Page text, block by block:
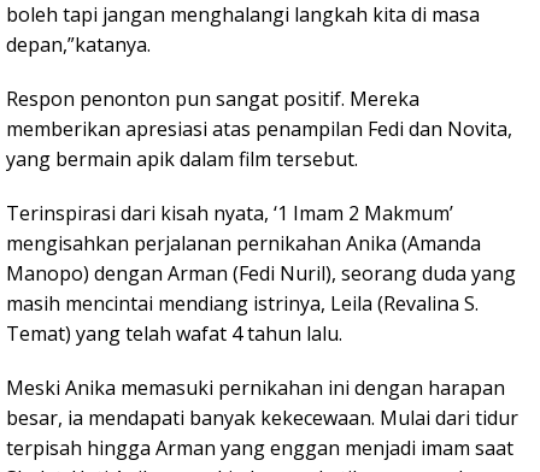
boleh tapi jangan menghalangi langkah kita di masa
depan,”katanya.
Respon penonton pun sangat positif. Mereka
memberikan apresiasi atas penampilan Fedi dan Novita,
yang bermain apik dalam film tersebut.
Terinspirasi dari kisah nyata, ‘1 Imam 2 Makmum’
mengisahkan perjalanan pernikahan Anika (Amanda
Manopo) dengan Arman (Fedi Nuril), seorang duda yang
masih mencintai mendiang istrinya, Leila (Revalina S.
Temat) yang telah wafat 4 tahun lalu.
Meski Anika memasuki pernikahan ini dengan harapan
besar, ia mendapati banyak kekecewaan. Mulai dari tidur
terpisah hingga Arman yang enggan menjadi imam saat